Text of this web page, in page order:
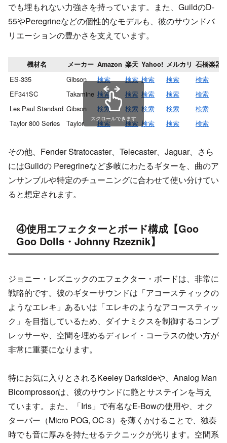
でも埋もれない力強さを持っています。また、GuildのD-
55やPeregrineなどの個性的なモデルも、彼のサウンドバ
リエーションの豊かさを支えています。
機材名 メーカー Amazon 楽天 Yahoo! メルカリ 石橋楽器
ES-335 Gibson 検索 検索 検索 検索 検索
EF341SC
Takamine 検索 検索 検索 検索 検索
Les Paul Standard Gibson 検索 検索 検索 検索 検索
Taylor 800 Series
Taylor 検索 検索 検索 検索 検索
スクロールできます
その他、Fender Stratocaster、Telecaster、Jaguar、さら
にはGuildの Peregrineなど多岐にわたるギターを、曲のア
ンサンブルや特定のチューニングに合わせて使い分けてい
ると想定されます。
④使用エフェクターとボード構成【Goo
Goo Dolls・Johnny Rzeznik】
ジョニー・レズニックのエフェクター・ボードは、非常に
戦略的です。彼のギターサウンドは「アコースティックの
ようなエレキ」あるいは「エレキのようなアコースティッ
ク」を目指しているため、ダイナミクスを制御するコンプ
レッサーや、空間を埋めるディレイ・コーラスの使い方が
非常に重要になります。
特にお気に入りとされるKeeley Darksideや、Analog Man
Bicomprossorは、彼のサウンドに艶とサステインを与え
ています。また、「Iris」で有名なE-Bowの使用や、オク
ターバー（Micro POG, OC-3）を薄くかけることで、独奏
時でも音に厚みを持たせるテクニックが光ります。空間系